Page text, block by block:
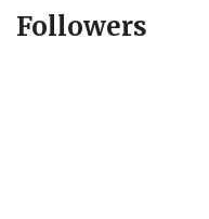
Followers